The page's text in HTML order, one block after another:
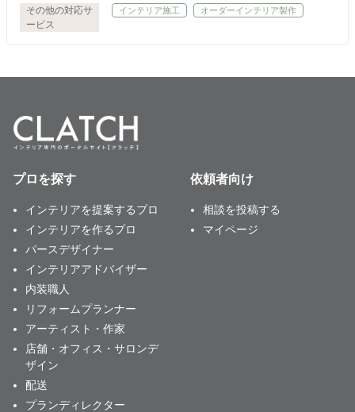
その他の対応サ
ービス
インテリア施工 オーダーインテリア製作
プロを探す
インテリアを提案するプロ
インテリアを作るプロ
パースデザイナー
インテリアアドバイザー
内装職人
リフォームプランナー
アーティスト・作家
店舗・オフィス・サロンデ
ザイン
配送
プランディレクター
依頼者向け
相談を投稿する
マイページ